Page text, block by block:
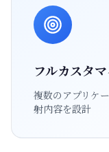
フルカスタ
複数のアプリケ
射内容を設計